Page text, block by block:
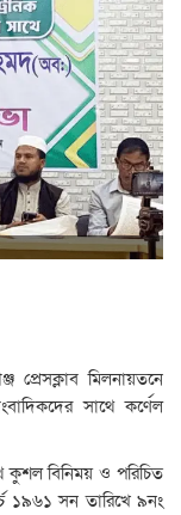
মিলনায়তনে
সাথে কর্ণেল
কুশল বিনিময় ও পরিচিত
১৯৬১ সন তারিখে ৯নং